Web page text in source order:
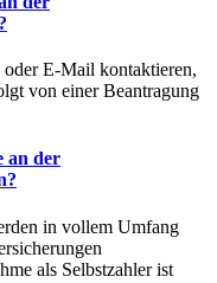
oder E-Mail kontaktieren,
von einer Beantragung
an der
in vollem Umfang
als Selbstzahler ist